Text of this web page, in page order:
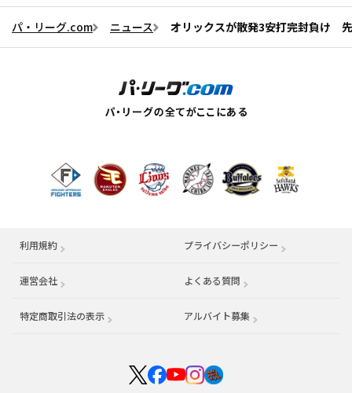
パ・リーグ.com ニュース オリックスが散発3安打完封負け
利用規約 プライバシーポリシー
運営会社 （別ウィンドウで開く） よくある質問
特定商取引法の表示 アルバイト募集 （別ウィンドウで開く